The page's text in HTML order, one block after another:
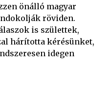
önálló magyar
röviden.
is születtek,
hárította kérésünket,
idegen